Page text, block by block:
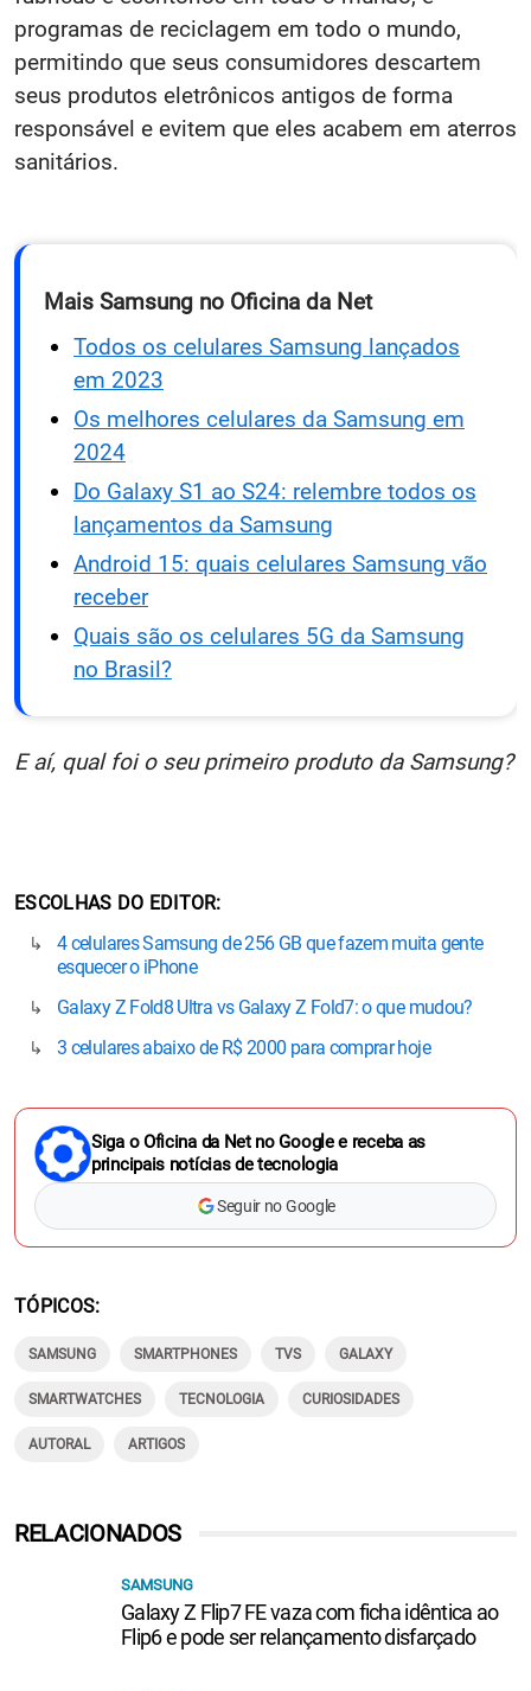
programas de reciclagem em todo o mundo,
permitindo que seus consumidores descartem
seus produtos eletrônicos antigos de forma
responsável e evitem que eles acabem em aterros
sanitários.
Mais Samsung no Oficina da Net
Todos os celulares Samsung lançados
em 2023
Os melhores celulares da Samsung em
2024
Do Galaxy S1 ao S24: relembre todos os
lançamentos da Samsung
Android 15: quais celulares Samsung vão
receber
Quais são os celulares 5G da Samsung
no Brasil?
E aí, qual foi o seu primeiro produto da Samsung?
ESCOLHAS DO EDITOR
4 celulares Samsung de 256 GB que fazem muita gente
esquecer o iPhone
Galaxy Z Fold8 Ultra vs Galaxy Z Fold7: o que mudou?
3 celulares abaixo de R$ 2000 para comprar hoje
Siga o Oficina da Net no Google e receba as
principais notícias de tecnologia
Seguir no Google
TÓPICOS
SAMSUNG SMARTPHONES TVS GALAXY
SMARTWATCHES TECNOLOGIA CURIOSIDADES
AUTORAL ARTIGOS
RELACIONADOS
SAMSUNG
Galaxy Z Flip7 FE vaza com ficha idêntica ao
Flip6 e pode ser relançamento disfarçado